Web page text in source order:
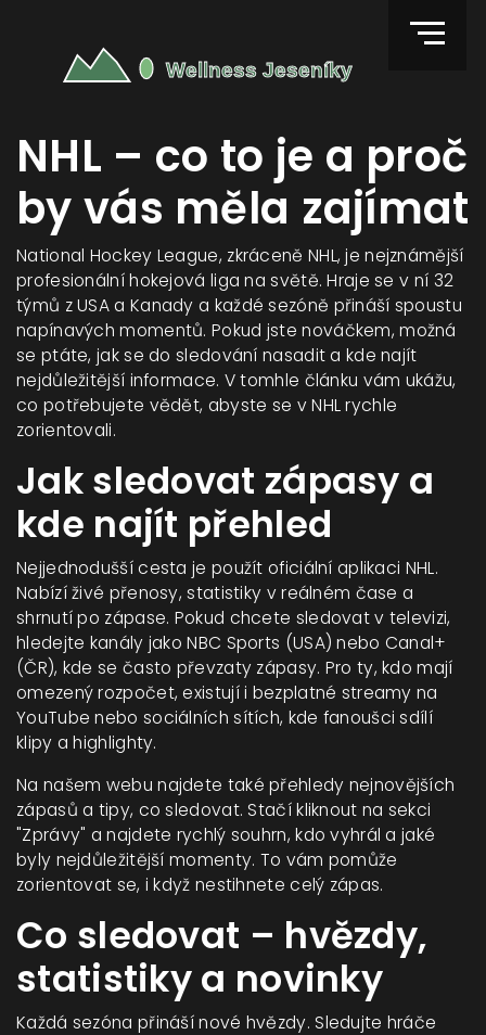
NHL – co to je a proč
by vás měla zajímat
National Hockey League, zkráceně NHL, je nejznámější
profesionální hokejová liga na světě. Hraje se v ní 32
týmů z USA a Kanady a každé sezóně přináší spoustu
napínavých momentů. Pokud jste nováčkem, možná
se ptáte, jak se do sledování nasadit a kde najít
nejdůležitější informace. V tomhle článku vám ukážu,
co potřebujete vědět, abyste se v NHL rychle
zorientovali.
Jak sledovat zápasy a
kde najít přehled
Nejjednodušší cesta je použít oficiální aplikaci NHL.
Nabízí živé přenosy, statistiky v reálném čase a
shrnutí po zápase. Pokud chcete sledovat v televizi,
hledejte kanály jako NBC Sports (USA) nebo Canal+
(ČR), kde se často převzaty zápasy. Pro ty, kdo mají
omezený rozpočet, existují i bezplatné streamy na
YouTube nebo sociálních sítích, kde fanoušci sdílí
klipy a highlighty.
Na našem webu najdete také přehledy nejnovějších
zápasů a tipy, co sledovat. Stačí kliknout na sekci
"Zprávy" a najdete rychlý souhrn, kdo vyhrál a jaké
byly nejdůležitější momenty. To vám pomůže
zorientovat se, i když nestihnete celý zápas.
Co sledovat – hvězdy,
statistiky a novinky
Každá sezóna přináší nové hvězdy. Sledujte hráče